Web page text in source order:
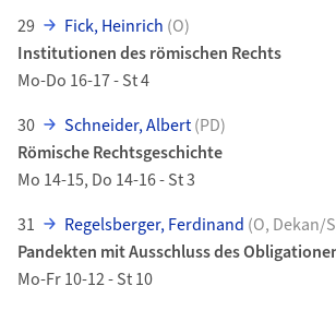
29
Fick, Heinrich (O)
Institutionen des römischen Rechts
Mo-Do 16-17 - St 4
30
Schneider, Albert(PD)
Römische Rechtsgeschichte
Mo 14-15, Do 14-16 - St 3
31
Regelsberger, Ferdinand (O, Dekan/
Pandekten mit Ausschluss des
Mo-Fr 10-12 - St 10